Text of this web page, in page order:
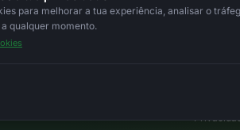
para melhorar a tua experiência, analisar o
qualquer momento.